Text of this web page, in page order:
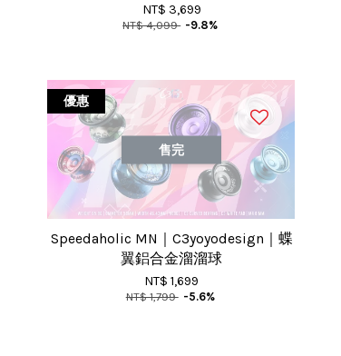
NT$ 3,699
NT$ 4,099 -9.8%
優惠
售完
Speedaholic MN｜C3yoyodesign｜蝶
翼鋁合金溜溜球
NT$ 1,699
NT$ 1,799 -5.6%